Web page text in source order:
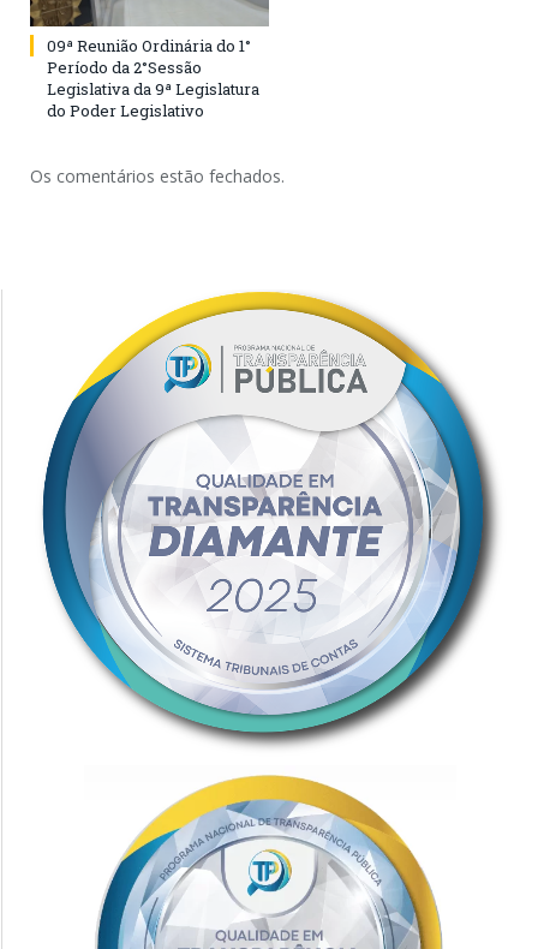
09ª Reunião Ordinária do 1°
Período da 2°Sessão
Legislativa da 9ª Legislatura
do Poder Legislativo
Os comentários estão fechados.